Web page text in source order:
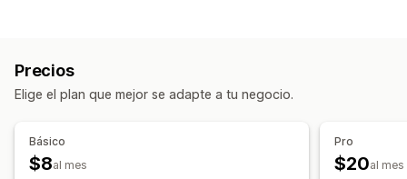
Precios
Elige el plan que mejor se adapte a tu negocio.
Básico
$8al mes
Pro
$20al mes